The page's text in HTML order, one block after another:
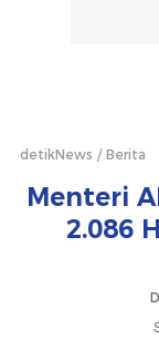
detikNews Berita
Menteri
2.086